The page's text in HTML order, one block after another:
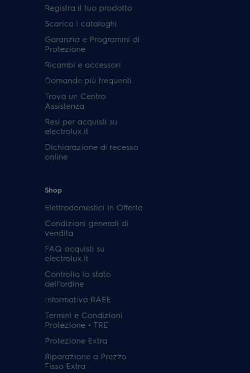
Registra il tuo prodotto
Scarica i cataloghi
Garanzia e Programmi di
Protezione
Ricambi e accessori
Domande più frequenti
Trova un Centro
Assistenza
Resi per acquisti su
electrolux.it
Dichiarazione di recesso
online
Shop
Elettrodomestici in Offerta
Condizioni generali di
vendita
FAQ acquisti su
electrolux.it
Controlla lo stato
dell’ordine
Informativa RAEE
Termini e Condizioni
Protezione + TRE
Protezione Extra
Riparazione a Prezzo
Fisso Extra